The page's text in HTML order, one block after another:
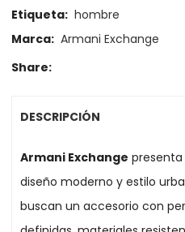
Etiqueta: hombre
Marca: Armani Exchange
Share:
DESCRIPCIÓN
Armani Exchange
diseño moderno y estilo
buscan un accesorio con